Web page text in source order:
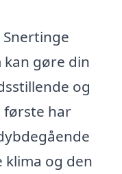
gøre din
og
første har
klima og den